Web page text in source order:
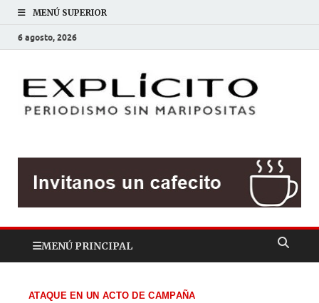
MENÚ SUPERIOR
6 agosto, 2026
MENÚ PRINCIPAL
ATAQUE EN UN ACTO DE CAMPAÑA